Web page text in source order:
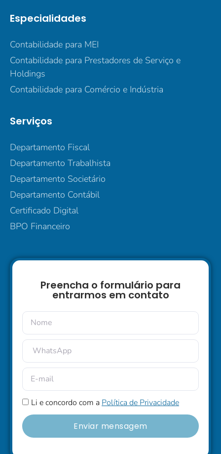
Especialidades
Contabilidade para MEI
Contabilidade para Prestadores de Serviço e
Holdings
Contabilidade para Comércio e Indústria
Serviços
Departamento Fiscal
Departamento Trabalhista
Departamento Societário
Departamento Contábil
Certificado Digital
BPO Financeiro
Preencha o formulário para
entrarmos em contato
Li e concordo com a Política de Privacidade
Enviar mensagem